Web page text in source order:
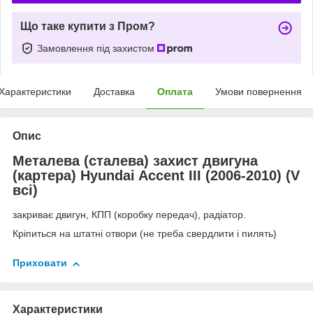
Що таке купити з Пром?
Замовлення під захистом
Доставка Оплата Умови повернення
Опис
Металева (сталева) захист двигуна
(картера) Hyundai Accent III (2006-2010) (V
всі)
закриває двигун, КПП (коробку передач), радіатор.
Кріпиться на штатні отвори (не треба свердлити і пилять)
Приховати
Характеристики